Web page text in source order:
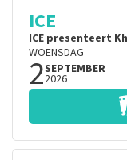
ICE
ICE presenteert
WOENSDAG
2SEPTEMBER
2026